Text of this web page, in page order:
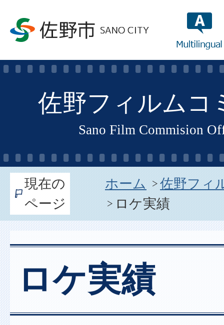
佐野フィルムコ
Sano Film Commision
現在の
ページ
ホーム
佐野フィ
ロケ実績
ロケ実績